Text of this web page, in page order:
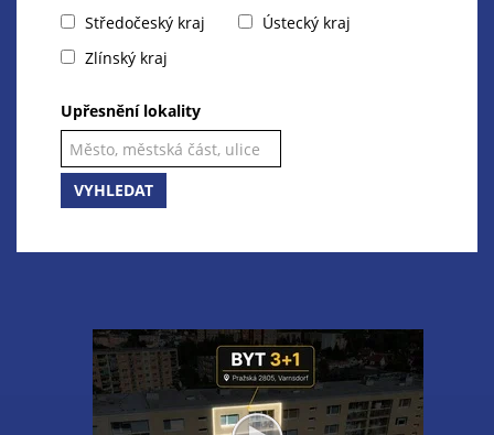
Středočeský kraj
Ústecký kraj
Zlínský kraj
Upřesnění lokality
VYHLEDAT